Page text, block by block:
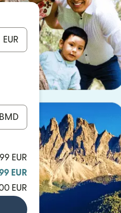
EUR
BMD
EUR
EUR
EUR